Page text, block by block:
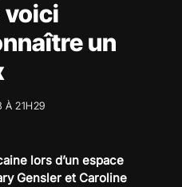
voici
un
À 21H29
lors d’un espace
Gensler et Caroline